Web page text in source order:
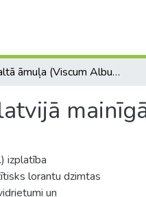
Baltā āmuļa (Viscum Album L) izplatība Austrumlatvijā mainīgā vidē
izplatība
lorantu dzimtas
un